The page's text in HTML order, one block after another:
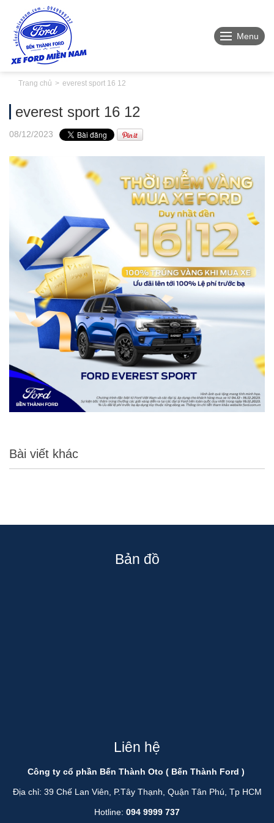
Menu
Trang chủ everest sport 16 12
everest sport 16 12
08/12/2023
Bài viết khác
Bản đồ
Liên hệ
Công ty cổ phần Bến Thành Oto ( Bến Thành Ford )
Địa chỉ: 39 Chế Lan Viên, P.Tây Thạnh, Quận Tân Phú, Tp HCM
Hotline: 094 9999 737